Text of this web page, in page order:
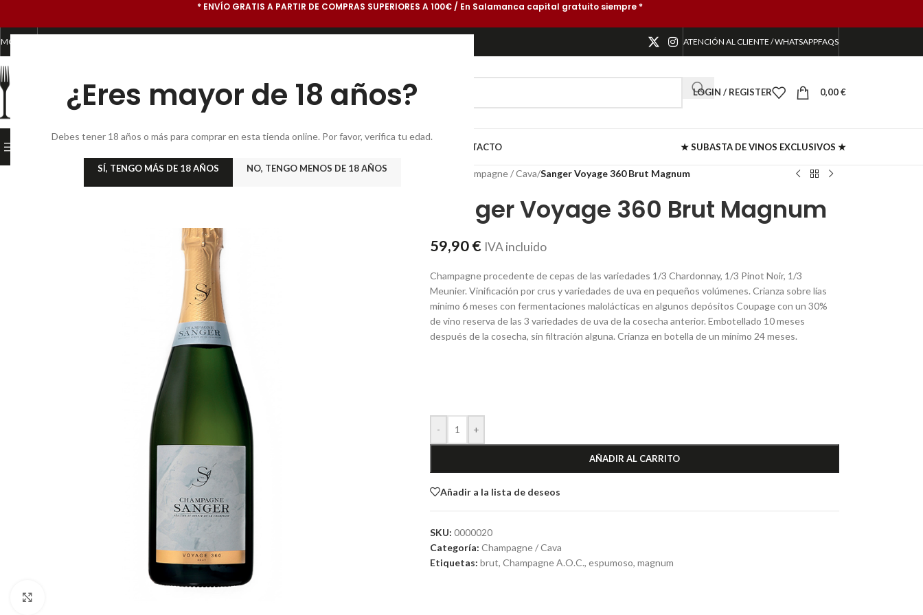
¿Eres mayor de 18 años?
Debes tener 18 años o más para comprar en esta tienda online. Por favor, verifica tu edad.
SÍ, TENGO MÁS DE 18 AÑOS NO, TENGO MENOS DE 18 AÑOS
* ENVÍO GRATIS A PARTIR DE COMPRAS SUPERIORES A 100€ / En Salamanca capital gratuito siempre *
MONEDA ATENCIÓN AL CLIENTE / WHATSAPPFAQS
CATEGORÍA
LOGIN / REGISTER 0,00€
CONTACTO ★ SUBASTA DE VINOS EXCLUSIVOS ★
Champagne / Cava/Sanger Voyage 360 Brut Magnum
Sanger Voyage 360 Brut Magnum
59,90€ IVA incluido
Champagne procedente de cepas de las variedades 1/3 Chardonnay, 1/3 Pinot Noir, 1/3
Meunier. Vinificación por crus y variedades de uva en pequeños volúmenes. Crianza sobre lías
mínimo 6 meses con fermentaciones malolácticas en algunos depósitos Coupage con un 30%
de vino reserva de las 3 variedades de uva de la cosecha anterior. Embotellado 10 meses
después de la cosecha, sin filtración alguna. Crianza en botella de un mínimo 24 meses.
- +
AÑADIR AL CARRITO
Añadir a la lista de deseos
SKU: 0000020
Categoría: Champagne / Cava
Etiquetas: brut, Champagne A.O.C., espumoso, magnum